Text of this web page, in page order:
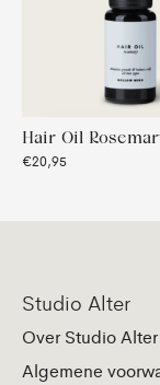
Hair Oil
€20,95
Studio Alter
Over Studio Alter
Algemene